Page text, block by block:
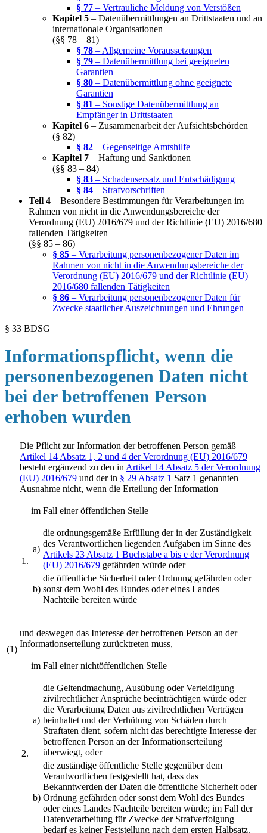
§ 77 – Vertrauliche Meldung von Verstößen
Kapitel 5 – Datenübermittlungen an Drittstaaten und an
internationale Organisationen
(§§ 78 – 81)
§ 78 – Allgemeine Voraussetzungen
§ 79 – Datenübermittlung bei geeigneten
Garantien
§ 80 – Datenübermittlung ohne geeignete
Garantien
§ 81 – Sonstige Datenübermittlung an
Empfänger in Drittstaaten
Kapitel 6 – Zusammenarbeit der Aufsichtsbehörden
(§ 82)
§ 82 – Gegenseitige Amtshilfe
Kapitel 7 – Haftung und Sanktionen
(§§ 83 – 84)
§ 83 – Schadensersatz und Entschädigung
§ 84 – Strafvorschriften
Teil 4 – Besondere Bestimmungen für Verarbeitungen im
Rahmen von nicht in die Anwendungsbereiche der
Verordnung (EU) 2016/679 und der Richtlinie (EU) 2016/680
fallenden Tätigkeiten
(§§ 85 – 86)
§ 85 – Verarbeitung personenbezogener Daten im
Rahmen von nicht in die Anwendungsbereiche der
Verordnung (EU) 2016/679 und der Richtlinie (EU)
2016/680 fallenden Tätigkeiten
§ 86 – Verarbeitung personenbezogener Daten für
Zwecke staatlicher Auszeichnungen und Ehrungen
§ 33 BDSG
Informationspflicht, wenn die
personenbezogenen Daten nicht
bei der betroffenen Person
erhoben wurden
(1)
Die Pflicht zur Information der betroffenen Person gemäß
Artikel 14 Absatz 1, 2 und 4 der Verordnung (EU) 2016/679
besteht ergänzend zu den in Artikel 14 Absatz 5 der Verordnung
(EU) 2016/679 und der in § 29 Absatz 1 Satz 1 genannten
Ausnahme nicht, wenn die Erteilung der Information
1.
im Fall einer öffentlichen Stelle
a)
die ordnungsgemäße Erfüllung der in der Zuständigkeit
des Verantwortlichen liegenden Aufgaben im Sinne des
Artikels 23 Absatz 1 Buchstabe a bis e der Verordnung
(EU) 2016/679 gefährden würde oder
b)
die öffentliche Sicherheit oder Ordnung gefährden oder
sonst dem Wohl des Bundes oder eines Landes
Nachteile bereiten würde
und deswegen das Interesse der betroffenen Person an der
Informationserteilung zurücktreten muss,
2.
im Fall einer nichtöffentlichen Stelle
a)
die Geltendmachung, Ausübung oder Verteidigung
zivilrechtlicher Ansprüche beeinträchtigen würde oder
die Verarbeitung Daten aus zivilrechtlichen Verträgen
beinhaltet und der Verhütung von Schäden durch
Straftaten dient, sofern nicht das berechtigte Interesse der
betroffenen Person an der Informationserteilung
überwiegt, oder
b)
die zuständige öffentliche Stelle gegenüber dem
Verantwortlichen festgestellt hat, dass das
Bekanntwerden der Daten die öffentliche Sicherheit oder
Ordnung gefährden oder sonst dem Wohl des Bundes
oder eines Landes Nachteile bereiten würde; im Fall der
Datenverarbeitung für Zwecke der Strafverfolgung
bedarf es keiner Feststellung nach dem ersten Halbsatz.